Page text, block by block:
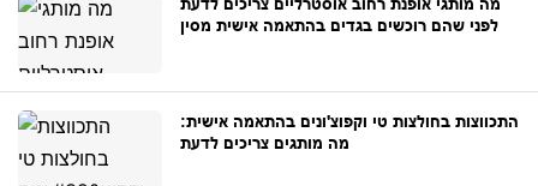
לפני שהם רוכשים בגדים בהתאמה אישית מסין
התכווצות בחולצות טי וקפוצ'ונים בהתאמה אישית:
מה מותגים צריכים לדעת